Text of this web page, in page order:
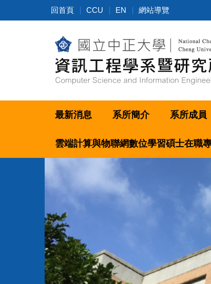
到
回首頁 CCU EN 網站導覽
最新消息 系所簡介 系所成員
雲端計算與物聯網數位學習碩士在職